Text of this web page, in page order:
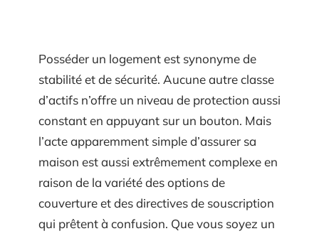
Posséder un logement est synonyme de
stabilité et de sécurité. Aucune autre classe
d’actifs n’offre un niveau de protection aussi
constant en appuyant sur un bouton. Mais
l’acte apparemment simple d’assurer sa
maison est aussi extrêmement complexe en
raison de la variété des options de
couverture et des directives de souscription
qui prêtent à confusion. Que vous soyez un